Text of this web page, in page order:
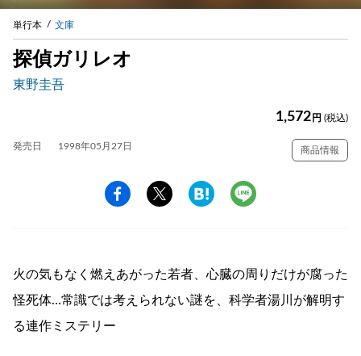
単行本 文庫
探偵ガリレオ
東野圭吾
1,572 円 (税込)
発売日 1998年05月27日 商品情報
火の気もなく燃えあがった若者、心臓の周りだけが腐った
怪死体…常識では考えられない謎を、科学者湯川が解明す
る連作ミステリー